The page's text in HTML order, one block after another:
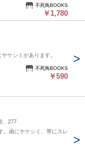
不死鳥BOOKS
￥1,780
ケシミがあります。
不死鳥BOOKS
￥590
、277
。函にヤケシミ、帯にスレ